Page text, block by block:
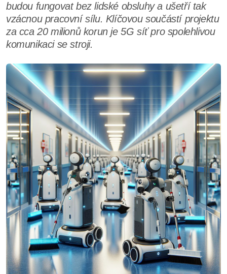
budou fungovat bez lidské obsluhy a ušetří tak
vzácnou pracovní sílu. Klíčovou součástí projektu
za cca 20 milionů korun je 5G síť pro spolehlivou
komunikaci se stroji.